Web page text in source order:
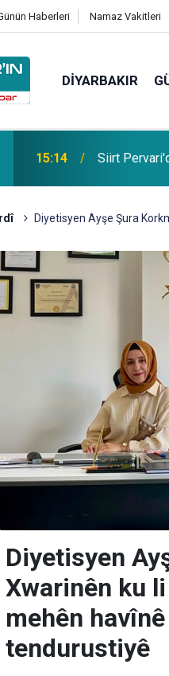
Haberleri Namaz Vakitleri
DIYARBAKIR
14:27
Diyetisyen Ayşe Şura
Diyetisyen
Xwarinên ku
mehên
tendurustiyê